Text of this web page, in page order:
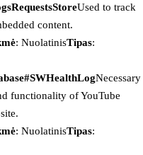
Used to track
content.
: NuolatinisTipas:
Necessary
functionality of YouTube
: NuolatinisTipas: